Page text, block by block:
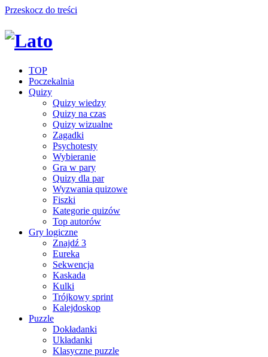
Przeskocz do treści
TOP
Poczekalnia
Quizy
Quizy wiedzy
Quizy na czas
Quizy wizualne
Zagadki
Psychotesty
Wybieranie
Gra w pary
Quizy dla par
Wyzwania quizowe
Fiszki
Kategorie quizów
Top autorów
Gry logiczne
Znajdź 3
Eureka
Sekwencja
Kaskada
Kulki
Trójkowy sprint
Kalejdoskop
Puzzle
Dokładanki
Układanki
Klasyczne puzzle